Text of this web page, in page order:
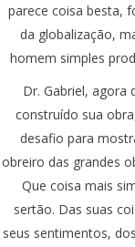
parece coisa besta,
da globalização,
homem simples
Dr. Gabriel, agora
construído sua
desafio para
obreiro das grandes
Que coisa mais
sertão. Das suas
seus sentimentos,